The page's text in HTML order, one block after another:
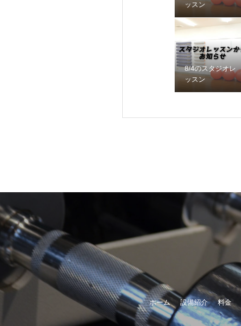
ッスン
8/4のスタジオレ
ッスン
ホーム 設備紹介 料金